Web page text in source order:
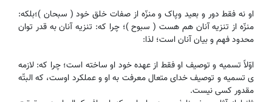
او نه فقط دور و بعید وپاک و منزّه از صفات خلق خود ( سبحان )؛بلکه:
منزّه از تنزیه آنان هم هست ( سبوح )؛ چرا که: تنزیه آنان به قدر توان
محدود فهم و بیان آنان است؛ لذا:
اوّلاً تسمیه و توصیف او فقط از عهده خود او ساخته است؛ چرا که: لازمه
ی تسمیه و توصیف خدای متعال معرفت به او و عملکرد اوست، که البتّه
مقدور کسی نیست.